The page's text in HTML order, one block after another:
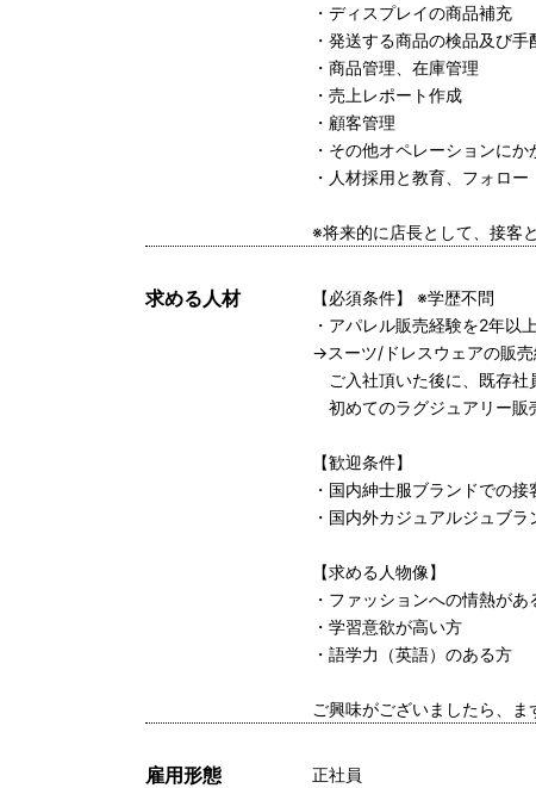
・ディスプレイの商品補充
・発送する商品の検品及び手
・商品管理、在庫管理
・売上レポート作成
・顧客管理
・その他オペレーションに
・人材採用と教育、フォロー
※将来的に店長として、接客
求める人材
【必須条件】 ※学歴不問
・アパレル販売経験を2年以
→スーツ/ドレスウェアの販売
ご入社頂いた後に、既存社
初めてのラグジュアリー販
【歓迎条件】
・国内紳士服ブランドでの
・国内外カジュアルジュブ
【求める人物像】
・ファッションへの情熱があ
・学習意欲が高い方
・語学力（英語）のある方
ご興味がございましたら、ま
雇用形態 正社員